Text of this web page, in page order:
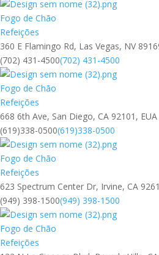
Fogo de Chão
Refeições
360 E Flamingo Rd, Las Vegas, NV
(702) 431-4500(702) 431-4500
Fogo de Chão
Refeições
668 6th Ave, San Diego, CA 92101, EUA
(619)338-0500(619)338-0500
Fogo de Chão
Refeições
623 Spectrum Center Dr, Irvine, CA
(949) 398-1500(949) 398-1500
Fogo de Chão
Refeições